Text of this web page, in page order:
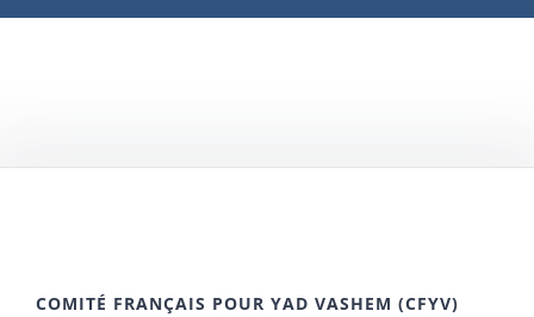
COMITÉ FRANÇAIS POUR YAD VASHEM (CFYV)